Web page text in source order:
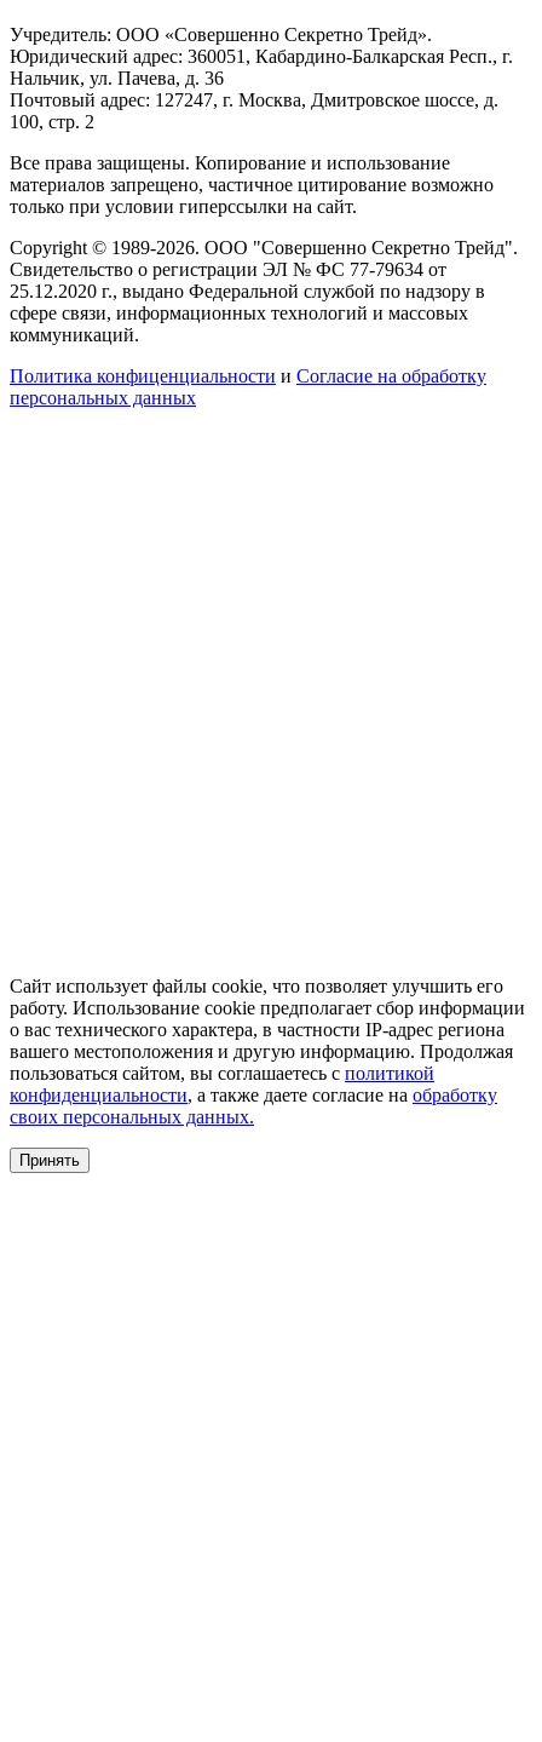
Учредитель: ООО «Совершенно Секретно Трейд».
Юридический адрес: 360051, Кабардино-Балкарская Респ., г.
Нальчик, ул. Пачева, д. 36
Почтовый адрес: 127247, г. Москва, Дмитровское шоссе, д.
100, стр. 2
Все права защищены. Копирование и использование
материалов запрещено, частичное цитирование возможно
только при условии гиперссылки на сайт.
Copyright © 1989-2026. ООО "Совершенно Секретно Трейд".
Свидетельство о регистрации ЭЛ № ФС 77-79634 от
25.12.2020 г., выдано Федеральной службой по надзору в
сфере связи, информационных технологий и массовых
коммуникаций.
Политика конфиценциальности и Согласие на обработку
персональных данных
Сайт использует файлы cookie, что позволяет улучшить его
работу. Использование cookie предполагает сбор информации
о вас технического характера, в частности IP-адрес региона
вашего местоположения и другую информацию. Продолжая
пользоваться сайтом, вы соглашаетесь с политикой
конфиденциальности, а также даете согласие на обработку
своих персональных данных.
Принять